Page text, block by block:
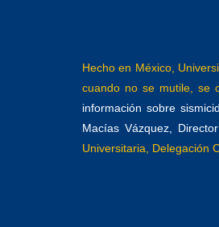
Hecho en México,
cuando no se mutile, se
información sobre
Macías Vázquez,
Universitaria, Delegación